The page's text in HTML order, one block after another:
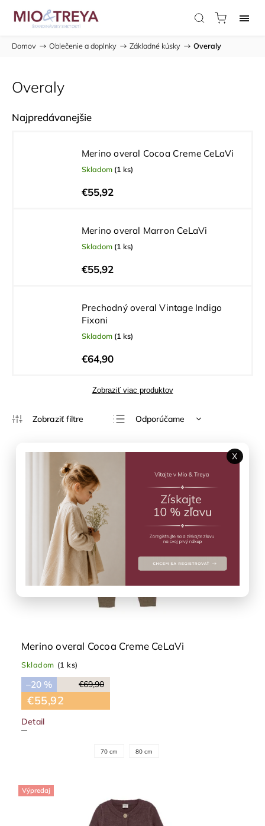
Domov / Oblečenie a doplnky / Základné kúsky / Overaly
Overaly
Najpredávanejšie
Merino overal Cocoa Creme CeLaVi
Skladom (1 ks)
€55,92
Merino overal Marron CeLaVi
Skladom (1 ks)
€55,92
Prechodný overal Vintage Indigo
Fixoni
Skladom (1 ks)
€64,90
Zobraziť viac produktov
Odporúčame
Najpredávanejšie
Abecedne
Merino overal Cocoa Creme CeLaVi
Skladom (1 ks)
€69,90
–20 %
€55,92
Detail
70 cm 80 cm
Výpredaj
X